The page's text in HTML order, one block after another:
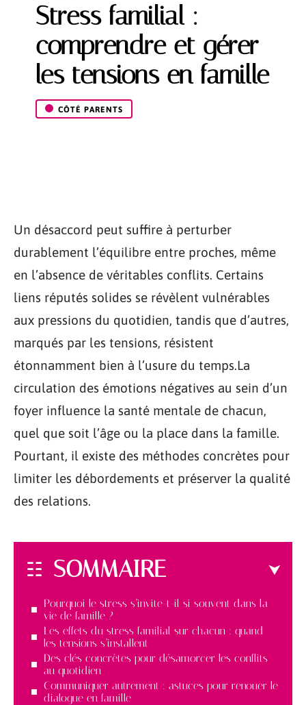
Stress familial :
comprendre et gérer
les tensions en famille
CÔTÉ PARENTS
Un désaccord peut suffire à perturber
durablement l’équilibre entre proches, même
en l’absence de véritables conflits. Certains
liens réputés solides se révèlent vulnérables
aux pressions du quotidien, tandis que d’autres,
marqués par les tensions, résistent
étonnamment bien à l’usure du temps.La
circulation des émotions négatives au sein d’un
foyer influence la santé mentale de chacun,
quel que soit l’âge ou la place dans la famille.
Pourtant, il existe des méthodes concrètes pour
limiter les débordements et préserver la qualité
des relations.
SOMMAIRE
Pourquoi le stress s’invite-t-il si souvent dans la
vie de famille ?
Les effets du stress familial sur chacun : quand
les tensions s’installent
Des clés concrètes pour désamorcer les conflits
au quotidien
Communiquer autrement : astuces pour renouer le
dialogue en famille